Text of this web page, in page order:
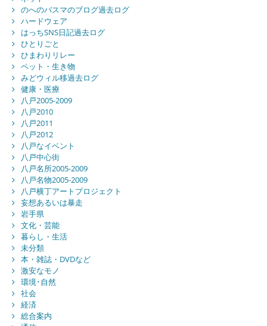
のへのバスマのブログ過去ログ
ハードウェア
はっちSNS日記過去ログ
ひとりごと
ひまわりリレー
ペット・生き物
みどウィル移過去ログ
健康・医療
八戸2005-2009
八戸2010
八戸2011
八戸2012
八戸なイベント
八戸中心街
八戸名所2005-2009
八戸名物2005-2009
八戸横丁アートプロジェクト
妄想あるいは暴走
岩手県
文化・芸能
暮らし・生活
未分類
本・雑誌・DVDなど
激安なモノ
環境･自然
社会
経済
総合案内